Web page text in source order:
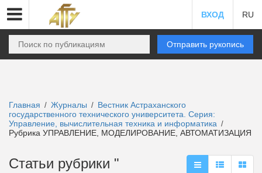
ВХОД RU
Отправить рукопись
Главная / Журналы / Вестник Астраханского
государственного технического университета. Серия:
Управление, вычислительная техника и информатика /
Рубрика УПРАВЛЕНИЕ, МОДЕЛИРОВАНИЕ, АВТОМАТИЗАЦИЯ
Статьи рубрики "